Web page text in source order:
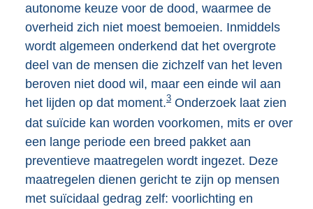
autonome keuze voor de dood, waarmee de
overheid zich niet moest bemoeien. Inmiddels
wordt algemeen onderkend dat het overgrote
deel van de mensen die zichzelf van het leven
beroven niet dood wil, maar een einde wil aan
het lijden op dat moment.3 Onderzoek laat zien
dat suïcide kan worden voorkomen, mits er over
een lange periode een breed pakket aan
preventieve maatregelen wordt ingezet. Deze
maatregelen dienen gericht te zijn op mensen
met suïcidaal gedrag zelf: voorlichting en